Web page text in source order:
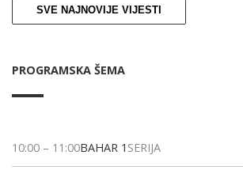
SVE NAJNOVIJE VIJESTI
PROGRAMSKA ŠEMA
10:00 – 11:00BAHAR 1 SERIJA